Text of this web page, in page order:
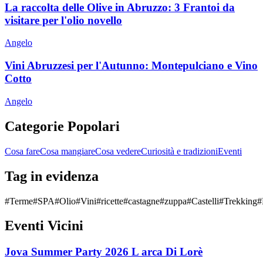
La raccolta delle Olive in Abruzzo: 3 Frantoi da
visitare per l'olio novello
Angelo
Vini Abruzzesi per l'Autunno: Montepulciano e Vino
Cotto
Angelo
Categorie Popolari
Cosa fareCosa mangiareCosa vedereCuriosità e tradizioniEventi
Tag in evidenza
#Terme#SPA#Olio#Vini#ricette#castagne#zuppa#Castelli#Trekking#
Eventi Vicini
Jova Summer Party 2026 L arca Di Lorè